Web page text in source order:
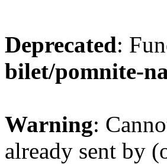
Deprecated:
bilet/pomnite-
Warning:
already sent by